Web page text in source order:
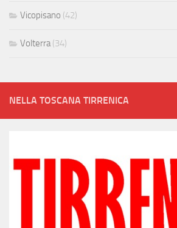
Vicopisano (42)
Volterra (34)
NELLA TOSCANA TIRRENICA